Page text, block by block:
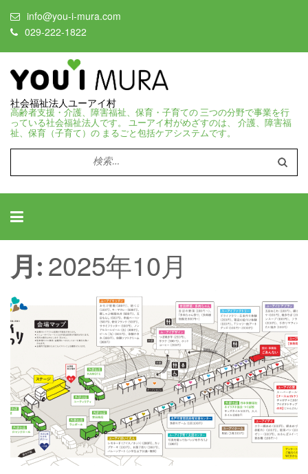
info@you-i-mura.com
029-222-1822
社会福祉法人ユーアイ村
高齢者支援・介護、障害福祉、保育・子育ての 三つの分野で事業を行
っている社会福祉法人です。 ユーアイ村がめざすのは、 介護、障害福
祉、保育（子育て）の まるごと包括ケアシステムです。
検
索:
月: 2025年10月